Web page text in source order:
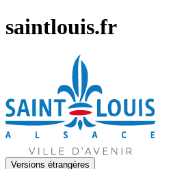
saintlouis.fr
Versions étrangères